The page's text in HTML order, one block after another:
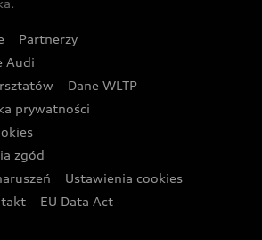
Partnera Audi
prywatnych
Nowoczesnej w Warszawie
w Skokach Narciarskich w
Partnerzy
Audi
Dane WLTP
prywatności
zgód
Ustawienia cookies
EU Data Act